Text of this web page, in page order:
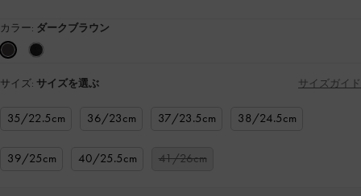
カラー: ダークブラウン
サイズ: サイズを選ぶ サイズガイド
35/22.5cm 36/23cm 37/23.5cm 38/24.5cm
39/25cm 40/25.5cm 41/26cm